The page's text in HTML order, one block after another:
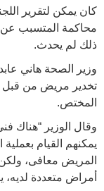
كان يمكن لتقرير
محاكمة المتسبب عن
ذلك لم يحدث.
وزير الصحة هاني
تخدير مريض من قبل
المختص.
يمكنهم القيام
المريض معافى،
أمراض متعددة